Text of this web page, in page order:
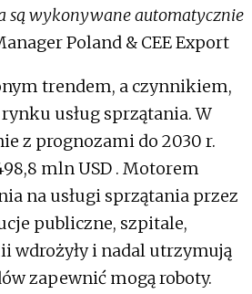
są wykonywane automatycznie
Poland & CEE Export
trendem, a czynnikiem,
usług sprzątania. W
z prognozami do 2030 r.
mln USD . Motorem
na usługi sprzątania przez
publiczne, szpitale,
wdrożyły i nadal utrzymują
zapewnić mogą roboty.